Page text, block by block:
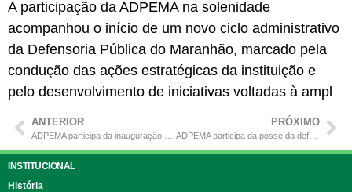
A participação da ADPEMA na solenidade
acompanhou o início de um novo ciclo administrativo
da Defensoria Pública do Maranhão, marcado pela
condução das ações estratégicas da instituição e
pelo desenvolvimento de iniciativas voltadas à ampl
ANTERIOR PRÓXIMO
ADPEMA participa da posse da defensora pública-geral Cristiane Marques para o biênio 2026-2028
INSTITUCIONAL
História